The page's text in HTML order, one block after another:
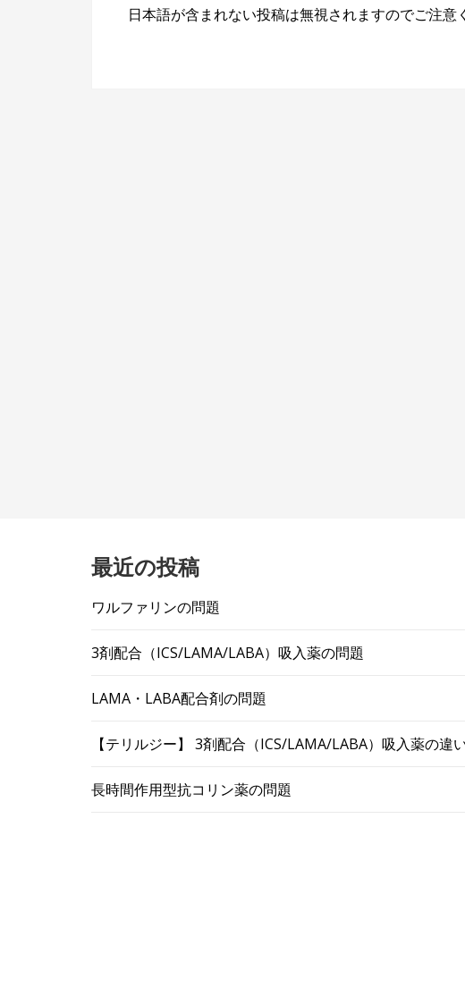
日本語が含まれない投稿は無視されますのでご注意
最近の投稿
ワルファリンの問題
3剤配合（ICS/LAMA/LABA）吸入薬の問題
LAMA・LABA配合剤の問題
【テリルジー】 3剤配合（ICS/LAMA/LABA）吸入薬の違
長時間作用型抗コリン薬の問題